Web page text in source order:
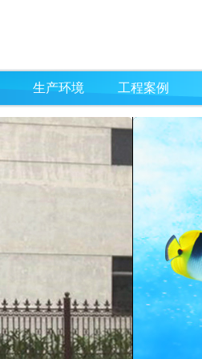
生产环境 工程案例